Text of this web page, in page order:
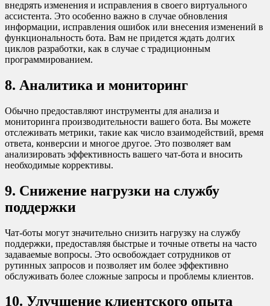
внедрять изменения и исправления в своего виртуального
ассистента. Это особенно важно в случае обновления
информации, исправления ошибок или внесения изменений в
функциональность бота. Вам не придется ждать долгих
циклов разработки, как в случае с традиционным
программированием.
8. Аналитика и мониторинг
Обычно предоставляют инструменты для анализа и
мониторинга производительности вашего бота. Вы можете
отслеживать метрики, такие как число взаимодействий, время
ответа, конверсии и многое другое. Это позволяет вам
анализировать эффективность вашего чат-бота и вносить
необходимые коррективы.
9. Снижение нагрузки на службу
поддержки
Чат-боты могут значительно снизить нагрузку на службу
поддержки, предоставляя быстрые и точные ответы на часто
задаваемые вопросы. Это освобождает сотрудников от
рутинных запросов и позволяет им более эффективно
обслуживать более сложные запросы и проблемы клиентов.
10. Улучшение клиентского опыта